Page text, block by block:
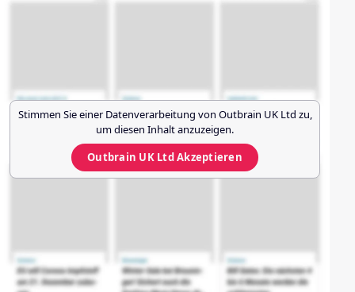
Stimmen Sie einer Datenverarbeitung von Outbrain UK Ltd zu,
um diesen Inhalt anzuzeigen.
Outbrain UK LtdAkzeptieren